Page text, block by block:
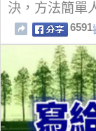
決，方法簡單
6591